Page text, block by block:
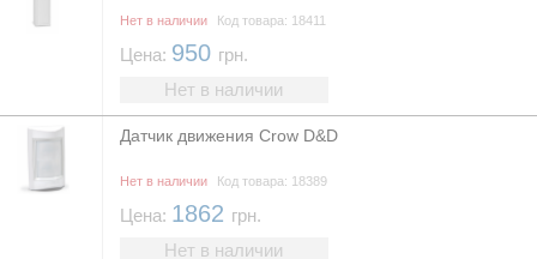
Нет в наличии Код товара: 18411
Цена: 950 грн.
Нет в наличии
Датчик движения Crow D&D
Нет в наличии Код товара: 18389
Цена: 1862 грн.
Нет в наличии